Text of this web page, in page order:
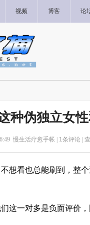
视频 博客 论
种伪独立女
慢生活疗愈手帐 | 1条评论 |
看也总能刷到，整个
一对多是负面评价，